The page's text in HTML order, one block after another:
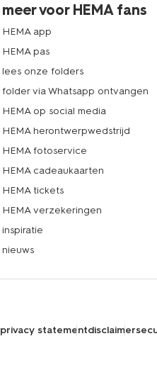
meer voor HEMA fans
HEMA app
HEMA pas
lees onze folders
folder via Whatsapp ontvangen
HEMA op social media
HEMA herontwerpwedstrijd
HEMA fotoservice
HEMA cadeaukaarten
HEMA tickets
HEMA verzekeringen
inspiratie
nieuws
privacy statementdisclaimer